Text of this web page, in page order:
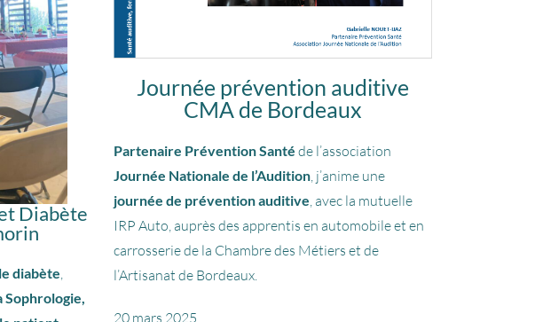
Diabète
diabète,
Sophrologie,
Journée prévention auditive
CMA de Bordeaux
Partenaire Prévention Santé de l’association
Journée Nationale de l’Audition, j’anime une
journée de prévention auditive , avec la mutuelle
IRP Auto, auprès des apprentis en automobile et en
carrosserie de la Chambre des Métiers et de
l’Artisanat de Bordeaux.
20 mars 2025